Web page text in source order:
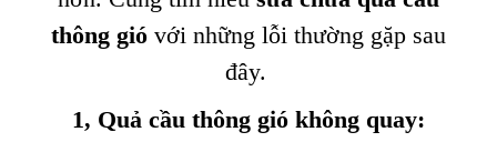
thông gió với những lỗi thường gặp sau
đây.
1, Quả cầu thông gió không quay: